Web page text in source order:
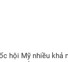
hội Mỹ nhiều khả